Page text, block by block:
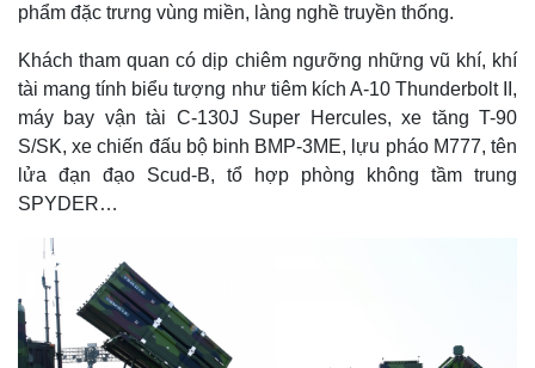
Kinh tế
Khởi nghiệp
phẩm đặc trưng vùng miền, làng nghề truyền thống.
Khách tham quan có dịp chiêm ngưỡng những vũ khí, khí
tài mang tính biểu tượng như tiêm kích A-10 Thunderbolt II,
máy bay vận tài C-130J Super Hercules, xe tăng T-90
S/SK, xe chiến đấu bộ binh BMP-3ME, lựu pháo M777, tên
lửa đạn đạo Scud-B, tổ hợp phòng không tầm trung
SPYDER…